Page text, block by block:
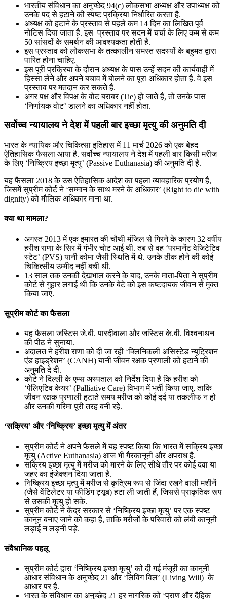
भारतीय संविधान का अनुच्छेद 94(c) लोकसभा अध्यक्ष और उपाध्यक्ष को
उनके पद से हटाने की स्पष्ट प्रक्रिया निर्धारित करता है.
अध्यक्ष को हटाने के प्रस्ताव से पहले कम 14 दिन का लिखित पूर्व
नोटिस दिया जाता है. इस प्रस्ताव पर सदन में चर्चा के लिए कम से कम
50 सांसदों के समर्थन की आवश्यकता होती है.
इस प्रस्ताव को लोकसभा के तत्कालीन समस्त सदस्यों के बहुमत द्वारा
पारित होना चाहिए.
इस पूरी प्रक्रिया के दौरान अध्यक्ष के पास उन्हें सदन की कार्यवाही में
हिस्सा लेने और अपने बचाव में बोलने का पूरा अधिकार होता है. वे इस
प्रस्ताव पर मतदान कर सकते हैं.
अगर पक्ष और विपक्ष के वोट बराबर (Tie) हो जाते हैं, तो उनके पास
‘निर्णायक वोट’ डालने का अधिकार नहीं होता.
सर्वोच्च न्यायालय ने देश में पहली बार इच्छा मृत्यु की अनुमति दी
भारत के न्यायिक और चिकित्सा इतिहास में 11 मार्च 2026 को एक बेहद
ऐतिहासिक फैसला आया है. सर्वोच्च न्यायालय ने देश में पहली बार किसी मरीज
के लिए ‘निष्क्रिय इच्छा मृत्यु’ (Passive Euthanasia) की अनुमति दी है.
यह फैसला 2018 के उस ऐतिहासिक आदेश का पहला व्यावहारिक प्रयोग है,
जिसमें सुप्रीम कोर्ट ने ‘सम्मान के साथ मरने के अधिकार’ (Right to die with
dignity) को मौलिक अधिकार माना था.
क्या था मामला?
अगस्त 2013 में एक इमारत की चौथी मंजिल से गिरने के कारण 32 वर्षीय
हरीश राणा के सिर में गंभीर चोट आई थी. तब से वह ‘परमानेंट वेजिटेटिव
स्टेट’ (PVS) यानी कोमा जैसी स्थिति में थे. उनके ठीक होने की कोई
चिकित्सीय उम्मीद नहीं बची थी.
13 साल तक उनकी देखभाल करने के बाद, उनके माता-पिता ने सुप्रीम
कोर्ट से गुहार लगाई थी कि उनके बेटे को इस कष्टदायक जीवन से मुक्त
किया जाए.
सुप्रीम कोर्ट का फैसला
यह फैसला जस्टिस जे.बी. पारदीवाला और जस्टिस के.वी. विश्वनाथन
की पीठ ने सुनाया.
अदालत ने हरीश राणा को दी जा रही ‘क्लिनिकली असिस्टेड न्यूट्रिशन
एंड हाइड्रेशन’ (CANH) यानी जीवन रक्षक प्रणाली को हटाने की
अनुमति दे दी.
कोर्ट ने दिल्ली के एम्स अस्पताल को निर्देश दिया है कि हरीश को
‘पेलिएटिव केयर’ (Palliative Care) विभाग में भर्ती किया जाए, ताकि
जीवन रक्षक प्रणाली हटाते समय मरीज को कोई दर्द या तकलीफ न हो
और उनकी गरिमा पूरी तरह बनी रहे.
‘सक्रिय’ और ‘निष्क्रिय’ इच्छा मृत्यु में अंतर
सुप्रीम कोर्ट ने अपने फैसले में यह स्पष्ट किया कि भारत में सक्रिय इच्छा
मृत्यु (Active Euthanasia) आज भी गैरकानूनी और अपराध है.
सक्रिय इच्छा मृत्यु में मरीज को मारने के लिए सीधे तौर पर कोई दवा या
जहर का इंजेक्शन दिया जाता है.
निष्क्रिय इच्छा मृत्यु में मरीज से कृत्रिम रूप से जिंदा रखने वाली मशीनें
(जैसे वेंटिलेटर या फीडिंग ट्यूब) हटा ली जाती हैं, जिससे प्राकृतिक रूप
से उसकी मृत्यु हो सके.
सुप्रीम कोर्ट ने केंद्र सरकार से ‘निष्क्रिय इच्छा मृत्यु’ पर एक स्पष्ट
कानून बनाए जाने को कहा है, ताकि मरीजों के परिवारों को लंबी कानूनी
लड़ाई न लड़नी पड़े.
संवैधानिक पहलू
सुप्रीम कोर्ट द्वारा ‘निष्क्रिय इच्छा मृत्यु’ को दी गई मंजूरी का कानूनी
आधार संविधान के अनुच्छेद 21 और ‘लिविंग विल’ (Living Will) के
आधार पर है.
भारत के संविधान का अनुच्छेद 21 हर नागरिक को ‘प्राण और दैहिक